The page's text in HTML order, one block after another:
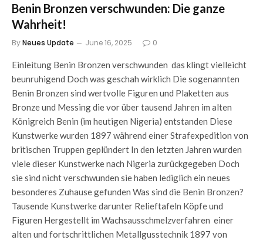
Benin Bronzen verschwunden: Die ganze
Wahrheit!
ByNeues Update June 16, 2025 0
Einleitung Benin Bronzen verschwunden das klingt vielleicht
beunruhigend Doch was geschah wirklich Die sogenannten
Benin Bronzen sind wertvolle Figuren und Plaketten aus
Bronze und Messing die vor über tausend Jahren im alten
Königreich Benin (im heutigen Nigeria) entstanden Diese
Kunstwerke wurden 1897 während einer Strafexpedition von
britischen Truppen geplündert In den letzten Jahren wurden
viele dieser Kunstwerke nach Nigeria zurückgegeben Doch
sie sind nicht verschwunden sie haben lediglich ein neues
besonderes Zuhause gefunden Was sind die Benin Bronzen?
Tausende Kunstwerke darunter Relieftafeln Köpfe und
Figuren Hergestellt im Wachsausschmelzverfahren einer
alten und fortschrittlichen Metallgusstechnik 1897 von